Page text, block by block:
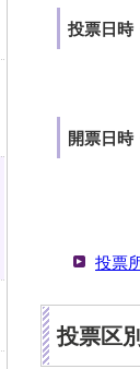
投票日時
開票日時
投票
投票区